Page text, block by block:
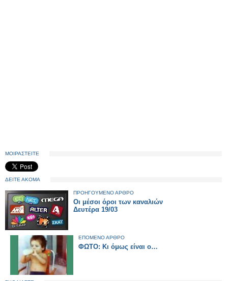
ΜΟΙΡΑΣΤΕΙΤΕ
ΔΕΙΤΕ ΑΚΟΜΑ
ΠΡΟΗΓΟΥΜΕΝΟ ΑΡΘΡΟ
Οι μέσοι όροι των καναλιών
Δευτέρα 19/03
ΕΠΟΜΕΝΟ ΑΡΘΡΟ
ΦΩΤΟ: Κι όμως είναι ο…